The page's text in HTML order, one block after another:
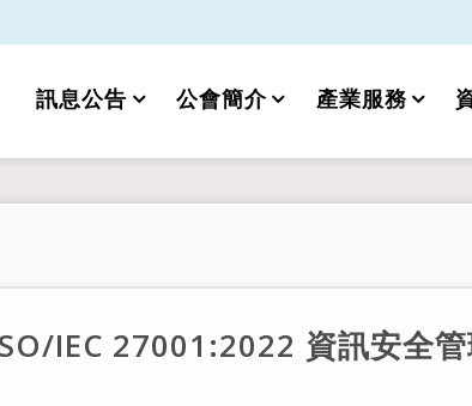
訊息公告 公會簡介 產業服務
IEC 27001:2022 資訊安全